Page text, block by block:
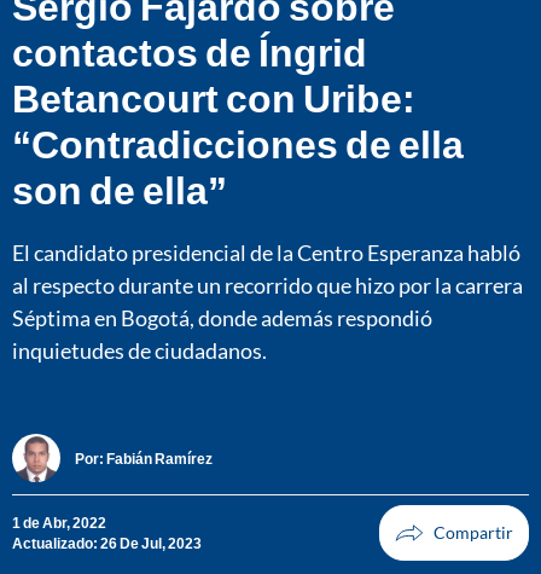
contactos de Íngrid
Betancourt con Uribe:
“Contradicciones de ella
son de ella”
El candidato presidencial de la Centro Esperanza habló
al respecto durante un recorrido que hizo por la carrera
Séptima en Bogotá, donde además respondió
inquietudes de ciudadanos.
Por: Fabián Ramírez
1 de Abr, 2022
Actualizado: 26 De Jul, 2023